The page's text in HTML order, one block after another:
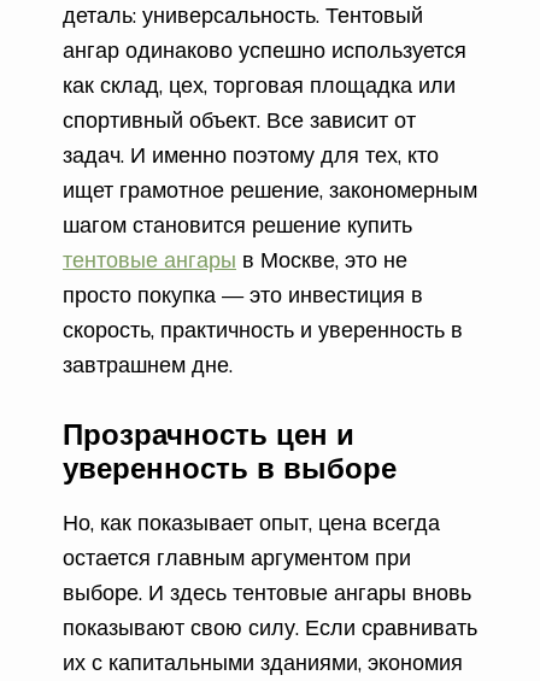
деталь: универсальность. Тентовый
ангар одинаково успешно используется
как склад, цех, торговая площадка или
спортивный объект. Все зависит от
задач. И именно поэтому для тех, кто
ищет грамотное решение, закономерным
шагом становится решение купить
тентовые ангары в Москве, это не
просто покупка — это инвестиция в
скорость, практичность и уверенность в
завтрашнем дне.
Прозрачность цен и
уверенность в выборе
Но, как показывает опыт, цена всегда
остается главным аргументом при
выборе. И здесь тентовые ангары вновь
показывают свою силу. Если сравнивать
их с капитальными зданиями, экономия